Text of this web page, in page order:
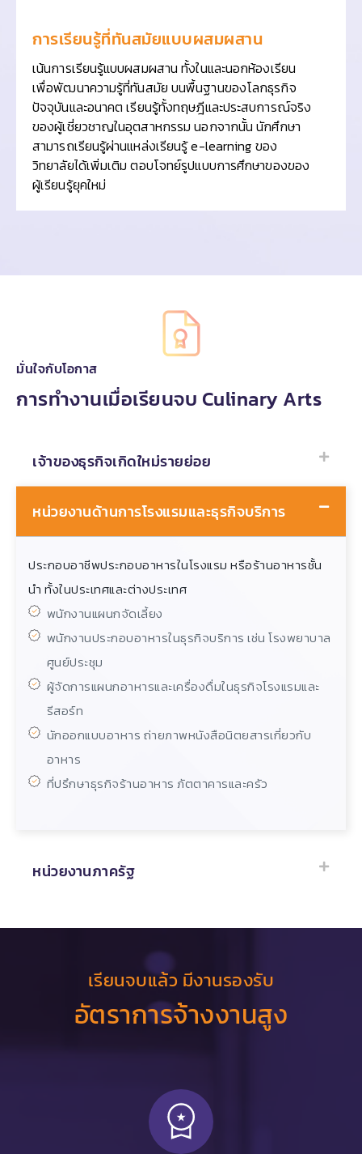
การเรียนรู้ที่ทันสมัยแบบผสมผสาน
เน้นการเรียนรู้แบบผสมผสาน ทั้งในและนอกห้องเรียน
เพื่อพัฒนาความรู้ที่ทันสมัย บนพื้นฐานของโลกธุรกิจ
ปัจจุบันและอนาคต เรียนรู้ทั้งทฤษฎีและประสบการณ์จริง
ของผู้เชี่ยวชาญในอุตสาหกรรม นอกจากนั้น นักศึกษา
สามารถเรียนรู้ผ่านแหล่งเรียนรู้ e-learning ของ
วิทยาลัยได้เพิ่มเติม ตอบโจทย์รูปแบบการศึกษาของของ
ผู้เรียนรู้ยุคใหม่
มั่นใจกับโอกาส
การทำงานเมื่อเรียนจบ Culinary Arts
เจ้าของธุรกิจเกิดใหม่รายย่อย
หน่วยงานด้านการโรงแรมและธุรกิจบริการ
ประกอบอาชีพประกอบอาหารในโรงแรม หรือร้านอาหารชั้น
นำ ทั้งในประเทศและต่างประเทศ
พนักงานแผนกจัดเลี้ยง
พนักงานประกอบอาหารในธุรกิจบริการ เช่น โรงพยาบาล
ศูนย์ประชุม
ผู้จัดการแผนกอาหารและเครื่องดื่มในธุรกิจโรงแรมและ
รีสอร์ท
นักออกแบบอาหาร ถ่ายภาพหนังสือนิตยสารเกี่ยวกับ
อาหาร
ที่ปรึกษาธุรกิจร้านอาหาร ภัตตาคารและครัว
หน่วยงานภาครัฐ
เรียนจบแล้ว มีงานรองรับ
อัตราการจ้างงานสูง